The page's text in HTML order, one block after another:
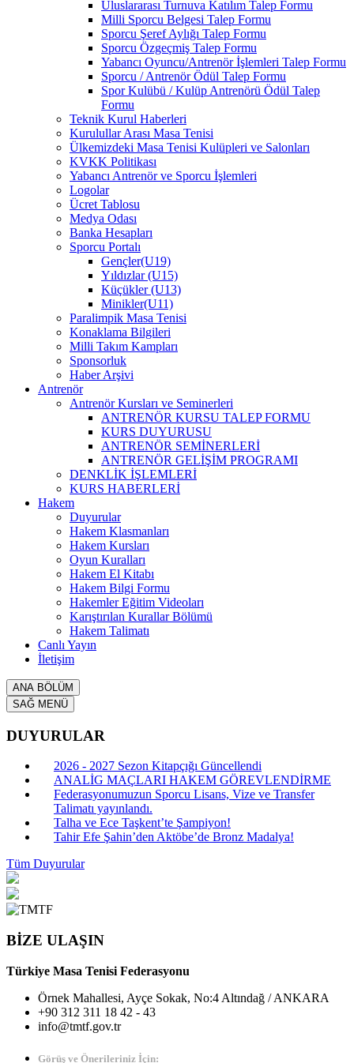
Uluslararası Turnuva Katılım Talep Formu
Milli Sporcu Belgesi Talep Formu
Sporcu Şeref Aylığı Talep Formu
Sporcu Özgeçmiş Talep Formu
Yabancı Oyuncu/Antrenör İşlemleri Talep Formu
Sporcu / Antrenör Ödül Talep Formu
Spor Kulübü / Kulüp Antrenörü Ödül Talep
Formu
Teknik Kurul Haberleri
Kurulullar Arası Masa Tenisi
Ülkemizdeki Masa Tenisi Kulüpleri ve Salonları
KVKK Politikası
Yabancı Antrenör ve Sporcu İşlemleri
Logolar
Ücret Tablosu
Medya Odası
Banka Hesapları
Sporcu Portalı
Gençler(U19)
Yıldızlar (U15)
Küçükler (U13)
Minikler(U11)
Paralimpik Masa Tenisi
Konaklama Bilgileri
Milli Takım Kampları
Sponsorluk
Haber Arşivi
Antrenör
Antrenör Kursları ve Seminerleri
ANTRENÖR KURSU TALEP FORMU
KURS DUYURUSU
ANTRENÖR SEMİNERLERİ
ANTRENÖR GELİŞİM PROGRAMI
DENKLİK İŞLEMLERİ
KURS HABERLERİ
Hakem
Duyurular
Hakem Klasmanları
Hakem Kursları
Oyun Kuralları
Hakem El Kitabı
Hakem Bilgi Formu
Hakemler Eğitim Videoları
Karıştırılan Kurallar Bölümü
Hakem Talimatı
Canlı Yayın
İletişim
ANA BÖLÜM
SAĞ MENÜ
DUYURULAR
2026 - 2027 Sezon Kitapçığı Güncellendi
ANALİG MAÇLARI HAKEM GÖREVLENDİRME
Federasyonumuzun Sporcu Lisans, Vize ve Transfer
Talimatı yayınlandı.
Talha ve Ece Taşkent’te Şampiyon!
Tahir Efe Şahin’den Aktöbe’de Bronz Madalya!
Tüm Duyurular
BİZE ULAŞIN
Türkiye Masa Tenisi Federasyonu
Örnek Mahallesi, Ayçe Sokak, No:4 Altındağ / ANKARA
+90 312 311 18 42 - 43
info@tmtf.gov.tr
Görüş ve Önerileriniz İçin: